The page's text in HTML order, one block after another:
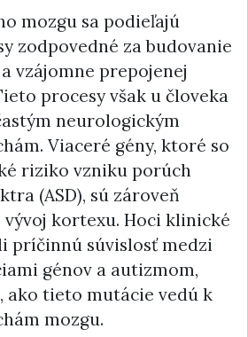
mozgu sa podieľajú
zodpovedné za budovanie
vzájomne prepojenej
procesy však u človeka
neurologickým
Viaceré gény, ktoré so
riziko vzniku porúch
(ASD), sú zároveň
kortexu. Hoci klinické
príčinnú súvislosť medzi
génov a autizmom,
ako tieto mutácie vedú k
mozgu.